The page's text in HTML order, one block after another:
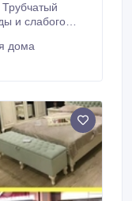
и слабого
дома